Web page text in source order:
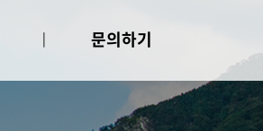
문의하기